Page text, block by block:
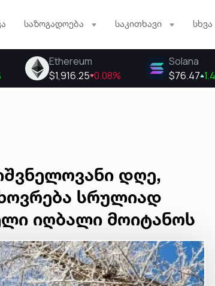
საზოგადოება საკითხავი სხვა
დღე,
სრულიად
იღბალი მოიტანოს